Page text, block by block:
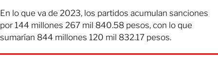
En lo que va de 2023, los partidos acumulan sanciones
por 144 millones 267 mil 840.58 pesos, con lo que
sumarían 844 millones 120 mil 832.17 pesos.